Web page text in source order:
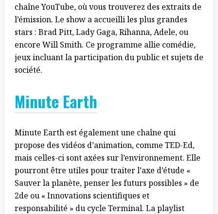
chaîne YouTube, où vous trouverez des extraits de
l’émission. Le show a accueilli les plus grandes
stars : Brad Pitt, Lady Gaga, Rihanna, Adele, ou
encore Will Smith. Ce programme allie comédie,
jeux incluant la participation du public et sujets de
société.
Minute Earth
Minute Earth est également une chaîne qui
propose des vidéos d’animation, comme TED-Ed,
mais celles-ci sont axées sur l’environnement. Elle
pourront être utiles pour traiter l’axe d’étude «
Sauver la planète, penser les futurs possibles » de
2de ou « Innovations scientifiques et
responsabilité » du cycle Terminal. La playlist